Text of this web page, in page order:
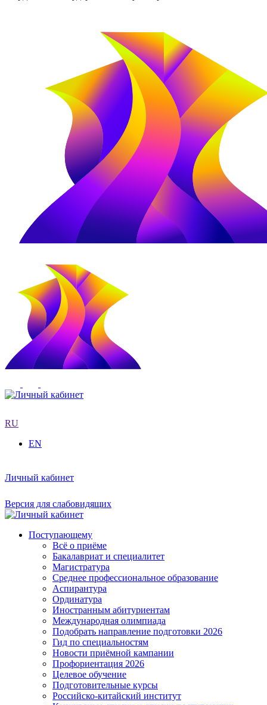
RU
EN
Личный кабинет
Версия для слабовидящих
Поступающему
Всё о приёме
Бакалавриат и специалитет
Магистратура
Среднее профессиональное образование
Аспирантура
Ординатура
Иностранным абитуриентам
Международная олимпиада
Подобрать направление подготовки 2026
Гид по специальностям
Новости приёмной кампании
Профориентация 2026
Целевое обучение
Подготовительные курсы
Российско-китайский институт